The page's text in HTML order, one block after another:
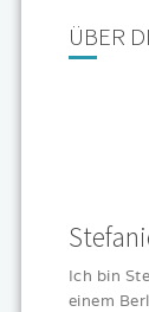
ÜBER
Ich bin
einem